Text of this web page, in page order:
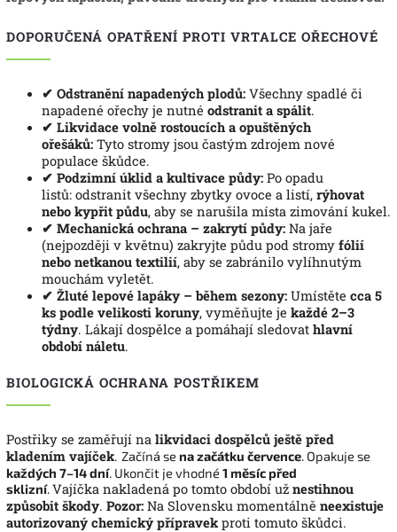
DOPORUČENÁ OPATŘENÍ PROTI VRTALCE OŘECHOVÉ
✔ Odstranění napadených plodů: Všechny spadlé či
napadené ořechy je nutné odstranit a spálit.
✔ Likvidace volně rostoucích a opuštěných
ořešáků: Tyto stromy jsou častým zdrojem nové
populace škůdce.
✔ Podzimní úklid a kultivace půdy: Po opadu
listů: odstranit všechny zbytky ovoce a listí, rýhovat
nebo kypřit půdu, aby se narušila místa zimování kukel.
✔ Mechanická ochrana – zakrytí půdy: Na jaře
(nejpozději v květnu) zakryjte půdu pod stromy fólií
nebo netkanou textilií, aby se zabránilo vylíhnutým
mouchám vyletět.
✔ Žluté lepové lapáky – během sezony: Umístěte cca 5
ks podle velikosti koruny, vyměňujte je každé 2–3
týdny. Lákají dospělce a pomáhají sledovat hlavní
období náletu.
BIOLOGICKÁ OCHRANA POSTŘIKEM
Postřiky se zaměřují na likvidaci dospělců ještě před
kladením vajíček. Začíná se na začátku července Opakuje se
každých 7–14 dní. Ukončit je vhodné 1 měsíc před
sklizní. Vajíčka nakladená po tomto období už nestihnou
způsobit škody. Pozor: Na Slovensku momentálně neexistuje
autorizovaný chemický přípravek proti tomuto škůdci.